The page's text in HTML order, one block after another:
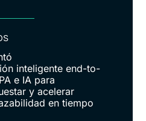
inteligente end-to-
e IA para
y acelerar
en tiempo